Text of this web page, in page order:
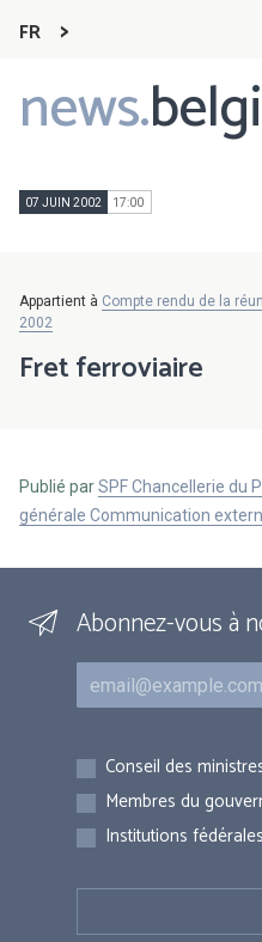
FR
news.
Main
navigation
07 JUIN 2002 17:00
Appartient à Compte rendu de la
2002
Fret ferroviaire
Publié parSPF Chancellerie du
générale Communication
Abonnez-vous à
Courriel
Inscriptions
Conseil des
Membres du
Institutions fédérales